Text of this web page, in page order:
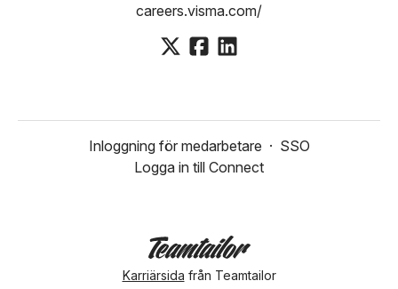
careers.visma.com/
Inloggning för medarbetare · SSO
Logga in till Connect
Karriärsida från Teamtailor